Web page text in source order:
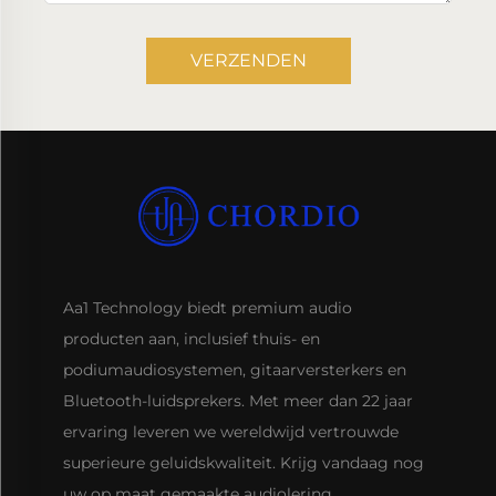
VERZENDEN
Aa1 Technology biedt premium audio
producten aan, inclusief thuis- en
podiumaudiosystemen, gitaarversterkers en
Bluetooth-luidsprekers. Met meer dan 22 jaar
ervaring leveren we wereldwijd vertrouwde
superieure geluidskwaliteit. Krijg vandaag nog